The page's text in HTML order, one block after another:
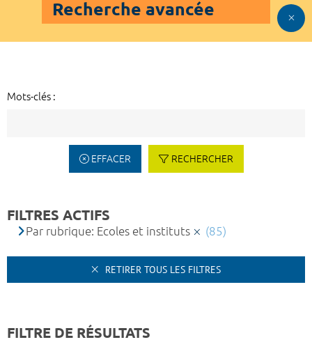
Recherche avancée
Mots-clés :
EFFACER RECHERCHER
FILTRES ACTIFS
Par rubrique: Ecoles et instituts (85)
RETIRER TOUS LES FILTRES
FILTRE DE RÉSULTATS